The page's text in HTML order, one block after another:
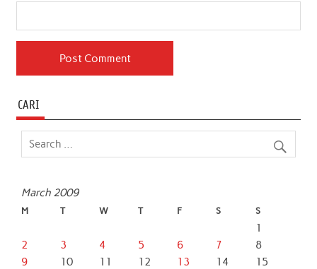
CARI
March 2009
M T W T F S S
1
2
3 4 5 6 7
8
9
10 11 12 13 14
15